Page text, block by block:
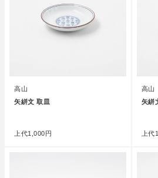
高山
矢絣文 取皿
上代1,000円
高山
矢絣
上代